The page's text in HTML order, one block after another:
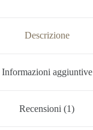
Descrizione
Informazioni aggiuntive
Recensioni (1)